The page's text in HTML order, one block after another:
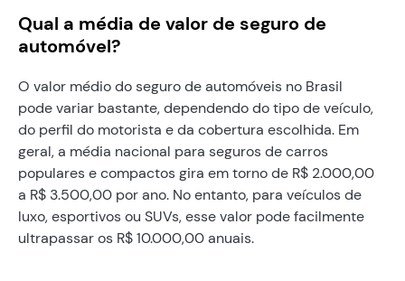
Qual a média de valor de seguro de
automóvel?
O valor médio do seguro de automóveis no Brasil
pode variar bastante, dependendo do tipo de veículo,
do perfil do motorista e da cobertura escolhida. Em
geral, a média nacional para seguros de carros
populares e compactos gira em torno de R$ 2.000,00
a R$ 3.500,00 por ano. No entanto, para veículos de
luxo, esportivos ou SUVs, esse valor pode facilmente
ultrapassar os R$ 10.000,00 anuais.